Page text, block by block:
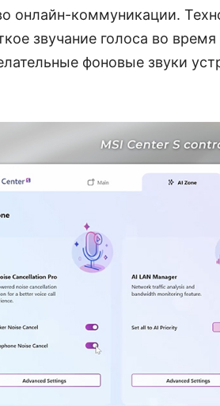
онлайн-коммуникации.
звучание голоса во
фоновые звуки